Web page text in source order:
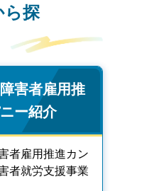
ら探
害者雇用推
ー紹介
者雇用推進カン
者就労支援事業